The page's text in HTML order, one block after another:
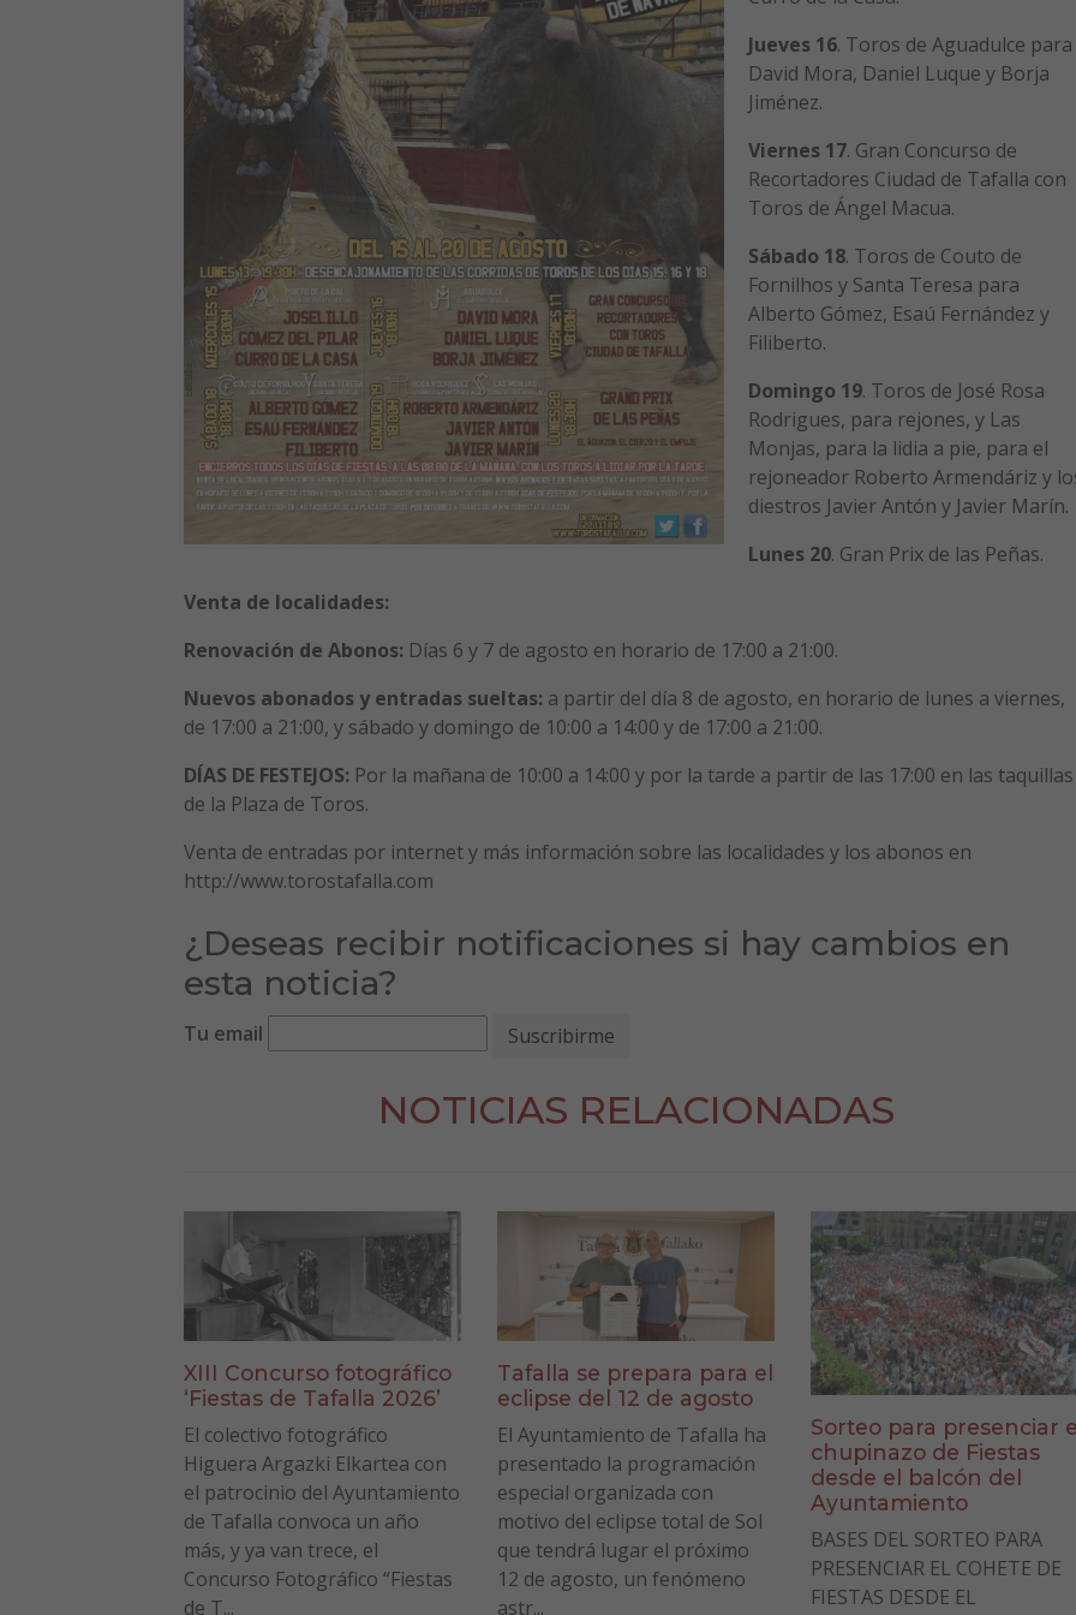
Jueves 16. Toros de Aguadulce para
David Mora, Daniel Luque y Borja
Jiménez.
Viernes 17. Gran Concurso de
Recortadores Ciudad de Tafalla con
Toros de Ángel Macua.
Sábado 18. Toros de Couto de
Fornilhos y Santa Teresa para
Alberto Gómez, Esaú Fernández y
Filiberto.
Domingo 19. Toros de José Rosa
Rodrigues, para rejones, y Las
Monjas, para la lidia a pie, para el
rejoneador Roberto Armendáriz y
diestros Javier Antón y Javier Marín.
Lunes 20. Gran Prix de las Peñas.
Venta de localidades:
Renovación de Abonos: Días 6 y 7 de agosto en horario de 17:00 a 21:00.
Nuevos abonados y entradas sueltas: a partir del día 8 de agosto, en horario de lunes a viernes,
de 17:00 a 21:00, y sábado y domingo de 10:00 a 14:00 y de 17:00 a 21:00.
DÍAS DE FESTEJOS: Por la mañana de 10:00 a 14:00 y por la tarde a partir de las 17:00 en las taquillas
de la Plaza de Toros.
Venta de entradas por internet y más información sobre las localidades y los abonos en
http://www.torostafalla.com
¿Deseas recibir notificaciones si hay cambios en
esta noticia?
Tu email
NOTICIAS RELACIONADAS
XIII Concurso fotográfico
‘Fiestas de Tafalla 2026’
El colectivo fotográfico
Higuera Argazki Elkartea con
el patrocinio del Ayuntamiento
de Tafalla convoca un año
más, y ya van trece, el
Concurso Fotográfico “Fiestas
de T...
Tafalla se prepara para el
eclipse del 12 de agosto
El Ayuntamiento de Tafalla ha
presentado la programación
especial organizada con
motivo del eclipse total de Sol
que tendrá lugar el próximo
12 de agosto, un fenómeno
astr...
Sorteo para presenciar
chupinazo de Fiestas
desde el balcón del
Ayuntamiento
BASES DEL SORTEO PARA
PRESENCIAR EL COHETE DE
FIESTAS DESDE EL